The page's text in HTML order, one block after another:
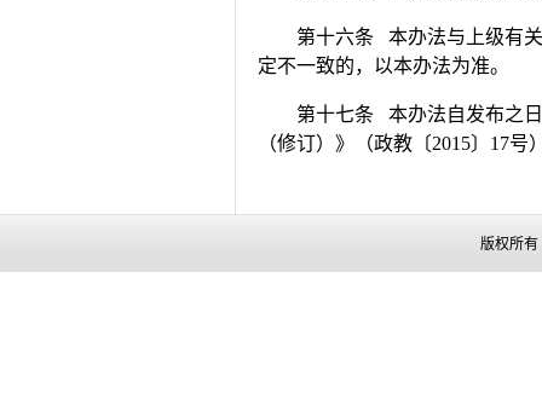
第十六条 本办法与上级有
定不一致的，以本办法为准。
第十七条 本办法自发布之
（修订）》（政教〔2015〕17号
版权所